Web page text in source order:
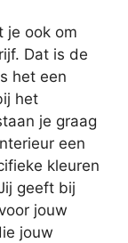
je ook om
Dat is de
het een
het
je graag
een
kleuren
geeft bij
jouw
jouw